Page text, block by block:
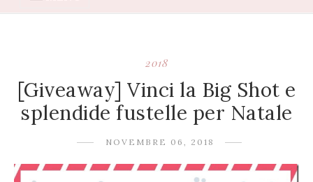
2018
[Giveaway] Vinci la Big Shot e
splendide fustelle per Natale
NOVEMBRE 06, 2018